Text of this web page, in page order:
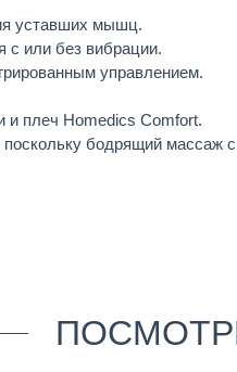
уставших мышц.
с или без вибрации.
управлением.
плеч Homedics Comfort.
бодрящий массаж